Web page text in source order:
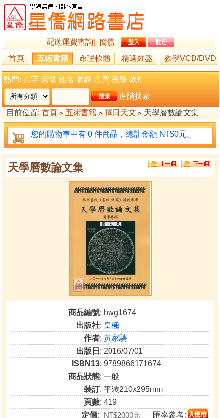
配送運費查詢
簡體
首頁
五術書籍 命理軟體 精選羅盤 教學VCD/DVD
熱門: 八字 紫微 姓名 易經 堪輿 教學 軟件
進階搜索
目前位置: 首頁 > 五術書籍 > 擇日天文 > 天學曆數論文集
您的購物車中有 0 件商品，總計金額 NT$0元。
天學曆數論文集
商品編號: hwg1674
出版社: 皇極
作者:黃家騁
出版日 : 2016/07/01
ISBN13: 9789866171674
商品狀態: 一般
裝訂: 平裝210x295mm
頁數: 419
定價: NT$2000元
匯率參考: